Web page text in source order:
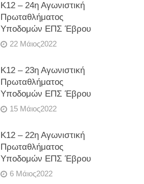
Κ12 – 24η Αγωνιστική
Πρωταθλήματος
Υποδομών ΕΠΣ Έβρου
22 Μάιος2022
Κ12 – 23η Αγωνιστική
Πρωταθλήματος
Υποδομών ΕΠΣ Έβρου
15 Μάιος2022
Κ12 – 22η Αγωνιστική
Πρωταθλήματος
Υποδομών ΕΠΣ Έβρου
6 Μάιος2022